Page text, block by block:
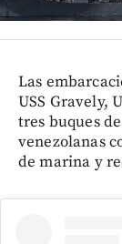
Las
USS Gravely,
tres buques
venezolanas
de marina y